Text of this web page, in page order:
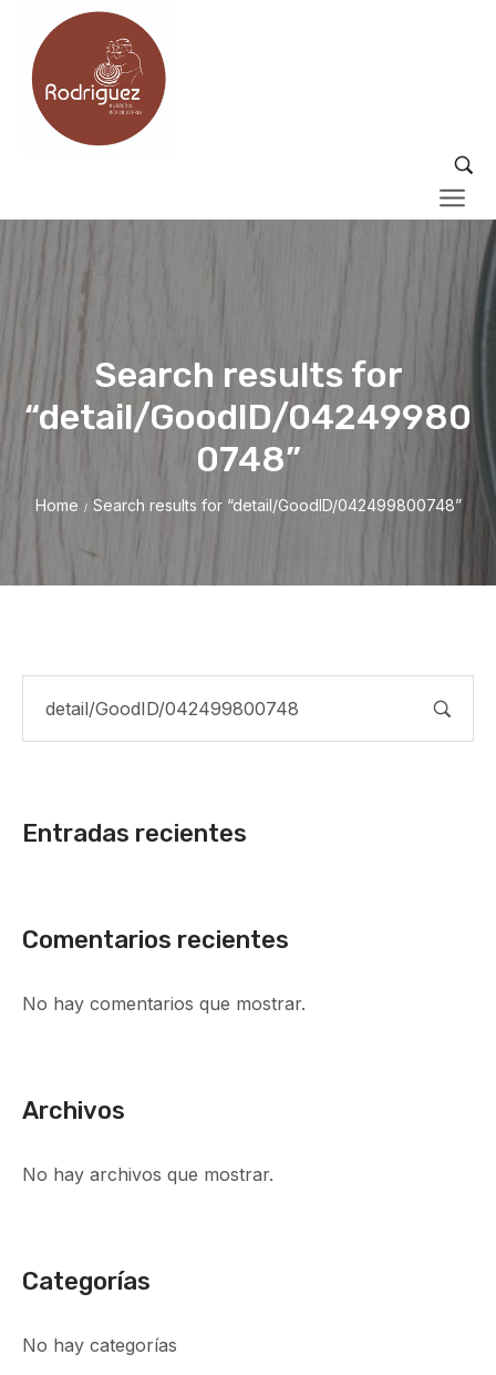
Search results for
“detail/GoodID/04249980
0748”
Home / Search results for “detail/GoodID/042499800748”
Entradas recientes
Comentarios recientes
No hay comentarios que mostrar.
Archivos
No hay archivos que mostrar.
Categorías
No hay categorías